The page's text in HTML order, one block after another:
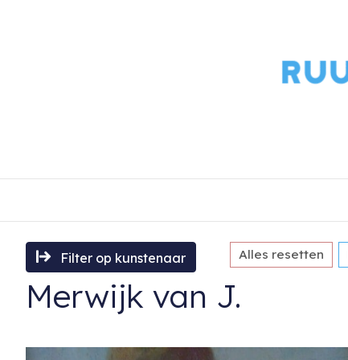
Filter op kunstenaar Alles resetten
Merwijk van J.